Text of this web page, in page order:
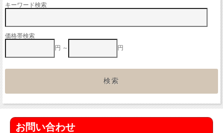
キーワード検索
価格帯検索
円 ～
円
お問い合わせ